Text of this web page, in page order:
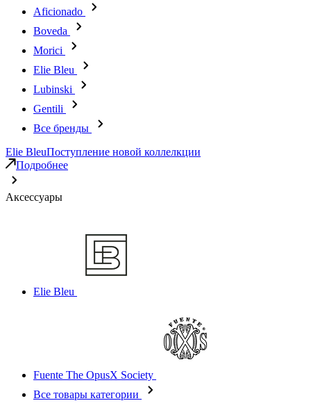
Aficionado
Boveda
Morici
Elie Bleu
Lubinski
Gentili
Все бренды
Elie BleuПоступление новой коллелкции
Подробнее
Аксессуары
Elie Bleu
Fuente The OpusX Society
Все товары категории